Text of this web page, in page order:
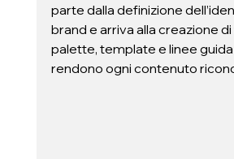
parte dalla definizione
brand e arriva alla creazione
palette, template e linee
rendono ogni contenuto